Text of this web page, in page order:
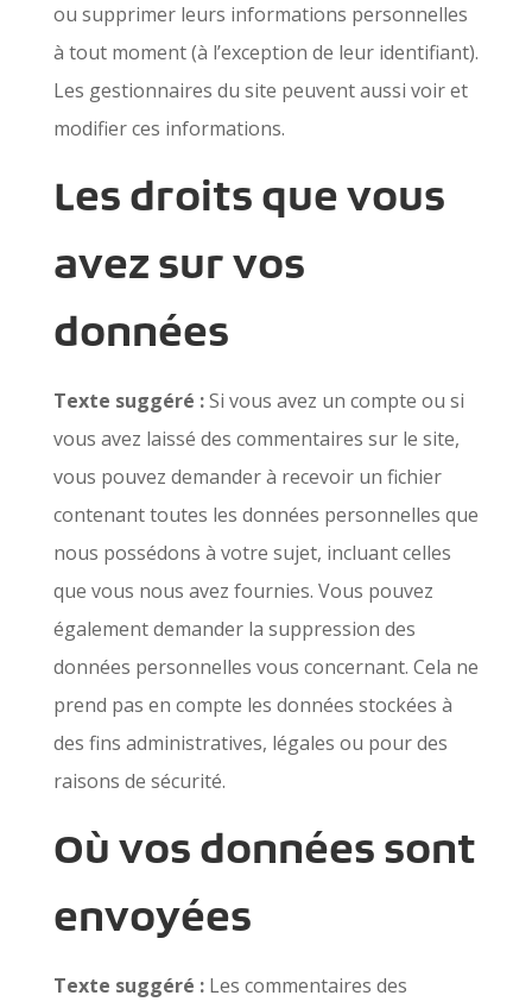
ou supprimer leurs informations personnelles
à tout moment (à l’exception de leur identifiant).
Les gestionnaires du site peuvent aussi voir et
modifier ces informations.
Les droits que vous
avez sur vos
données
Texte suggéré :Si vous avez un compte ou si
vous avez laissé des commentaires sur le site,
vous pouvez demander à recevoir un fichier
contenant toutes les données personnelles que
nous possédons à votre sujet, incluant celles
que vous nous avez fournies. Vous pouvez
également demander la suppression des
données personnelles vous concernant. Cela ne
prend pas en compte les données stockées à
des fins administratives, légales ou pour des
raisons de sécurité.
Où vos données sont
envoyées
Texte suggéré : Les commentaires des